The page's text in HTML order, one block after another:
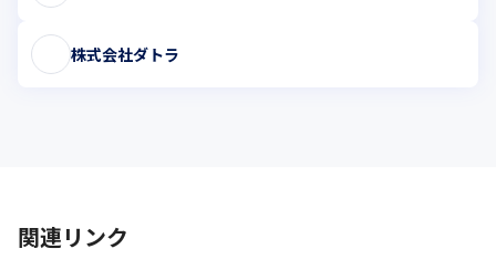
株式会社ダトラ
関連リンク